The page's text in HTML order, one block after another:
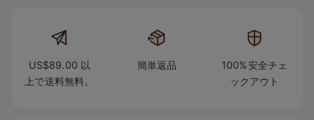
US$89.00 以
上で送料無料。
簡単返品
100%安全チェ
ックアウト